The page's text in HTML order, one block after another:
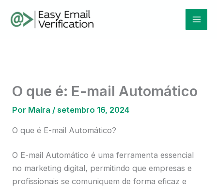
para
O que é: E-mail Automático
Por Maíra /setembro 16, 2024
O que é E-mail Automático?
O E-mail Automático é uma ferramenta essencial
no marketing digital, permitindo que empresas e
profissionais se comuniquem de forma eficaz e